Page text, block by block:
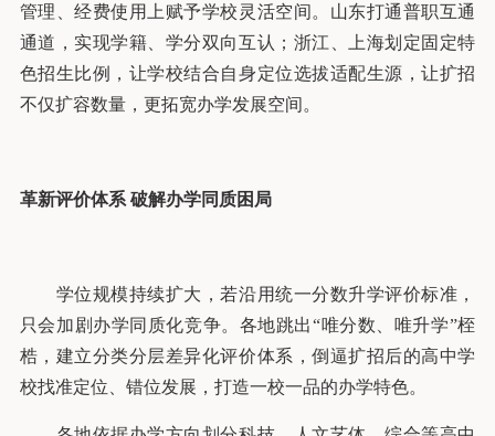
管理、经费使用上赋予学校灵活空间。山东打通普职互通
通道，实现学籍、学分双向互认；浙江、上海划定固定特
色招生比例，让学校结合自身定位选拔适配生源，让扩招
不仅扩容数量，更拓宽办学发展空间。
革新评价体系 破解办学同质困局
学位规模持续扩大，若沿用统一分数升学评价标准，
只会加剧办学同质化竞争。各地跳出“唯分数、唯升学”桎
梏，建立分类分层差异化评价体系，倒逼扩招后的高中学
校找准定位、错位发展，打造一校一品的办学特色。